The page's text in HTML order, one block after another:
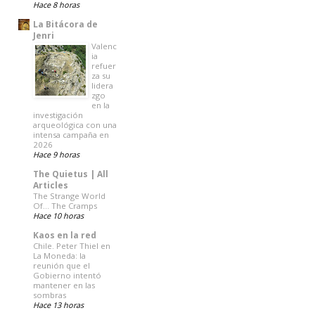
Hace 8 horas
La Bitácora de
Jenri
Valenc
ia
refuer
za su
lidera
zgo
en la
investigación
arqueológica con una
intensa campaña en
2026
Hace 9 horas
The Quietus | All
Articles
The Strange World
Of… The Cramps
Hace 10 horas
Kaos en la red
Chile. Peter Thiel en
La Moneda: la
reunión que el
Gobierno intentó
mantener en las
sombras
Hace 13 horas